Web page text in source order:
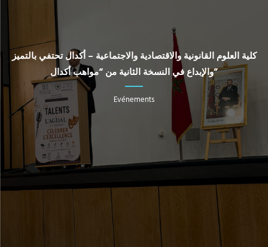
كلية العلوم القانونية والاقتصادية والاجتماعية – أكدال تحتفي بالتميز
والإبداع في النسخة الثانية من “مواهب أكدال”
Evénements